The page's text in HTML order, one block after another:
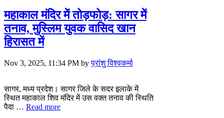
महाकाल मंदिर में तोड़फोड़: सागर में
तनाव, मुस्लिम युवक वासिद खान
हिरासत में
Nov 3, 2025, 11:34 PM byप्रांशु विश्वकर्मा
सागर, मध्य प्रदेश। सागर जिले के सदर इलाके में
स्थित महाकाल शिव मंदिर में उस वक्त तनाव की स्थिति
पैदा … Read more